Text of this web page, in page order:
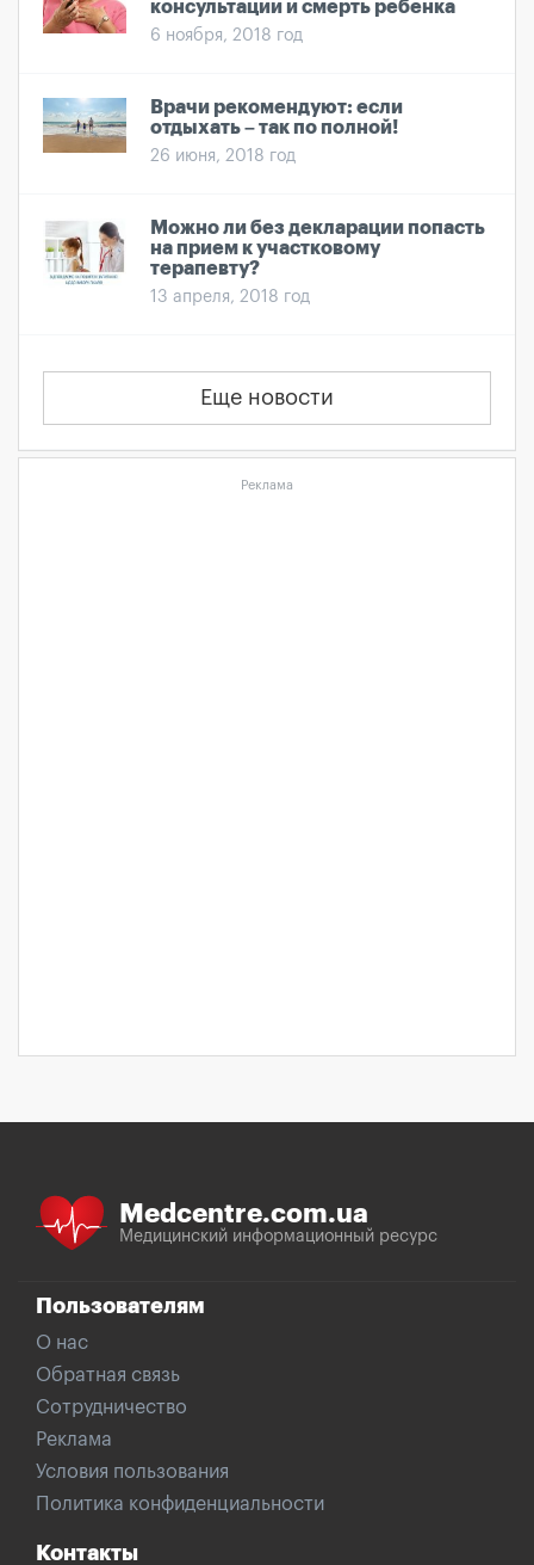
консультации и смерть ребенка
6 ноября, 2018 год
Врачи рекомендуют: если
отдыхать – так по полной!
26 июня, 2018 год
Можно ли без декларации попасть
на прием к участковому
терапевту?
13 апреля, 2018 год
Еще новости
Реклама
Medcentre.com.ua
Медицинский информационный ресурс
Пользователям
О нас
Обратная связь
Сотрудничество
Реклама
Условия пользования
Политика конфиденциальности
Контакты